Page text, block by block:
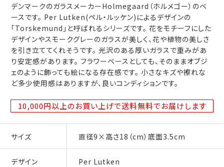
デンマークのガラスメーカーHolmegaard（ホルメゴー）のベ
ースです。 Per Lutken(ペル・ルッケン)によるデザインの
「Torskemund」と呼ばれるシリーズです。 花をモチーフにした
デザインやスモークグレーのガラスが美しく、花や植物の美しさ
を引き立ててくれそうです。 光沢のある厚いガラスで重みがあ
り安定感があります。 フラワーベースとしても、そのままオブジ
ェのように飾っても絵になる存在感です。 小さなキズや擦れな
ど多少使用感はありますが、良いコンディションです。
10,000円以上のお買い上げで送料無料でお届けします
サイズ 直径9×高さ18（cm）底面3.5cm
デザイン Per Lutken